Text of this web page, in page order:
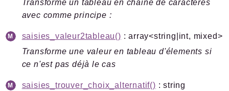
Documentation générée le 10 07 2026 à 08h15
Transforme un tableau en chaine de caractères
avec comme principe :
saisies_valeur2tableau() : array<string|int, mixed>
Transforme une valeur en tableau d'élements si
ce n'est pas déjà le cas
saisies_trouver_choix_alternatif() : string